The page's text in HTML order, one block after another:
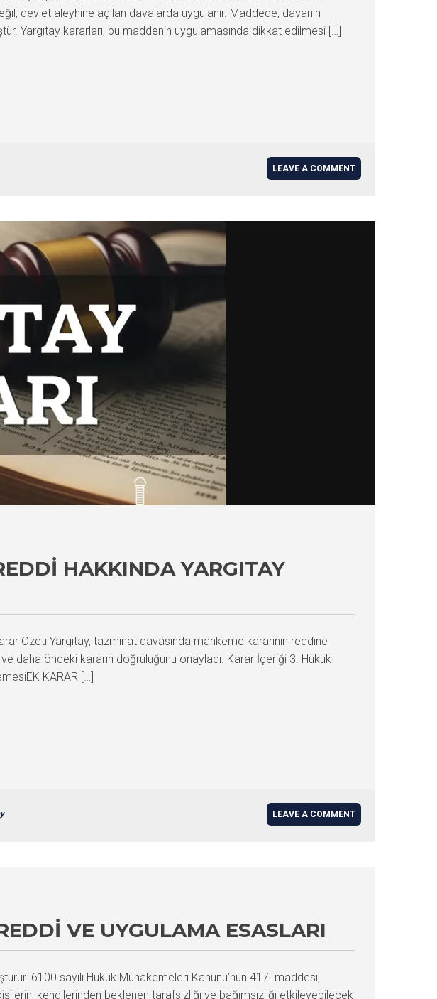
devlet aleyhine açılan davalarda uygulanır. Maddede, davanın
Yargıtay kararları, bu maddenin uygulamasında dikkat edilmesi […]
LEAVE A COMMENT
HAKKINDA YARGITAY
Özeti Yargıtay, tazminat davasında mahkeme kararının reddine
önceki kararın doğruluğunu onayladı. Karar İçeriği 3. Hukuk
KARAR […]
LEAVE A COMMENT
VE UYGULAMA ESASLARI
6100 sayılı Hukuk Muhakemeleri Kanunu’nun 417. maddesi,
kendilerinden beklenen tarafsızlığı ve bağımsızlığı etkileyebilecek